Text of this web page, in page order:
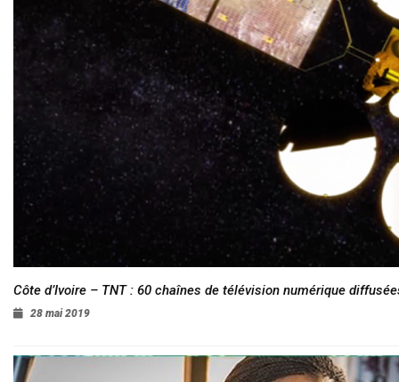
Côte d’Ivoire – TNT : 60 chaînes de télévision numérique
28 mai 2019